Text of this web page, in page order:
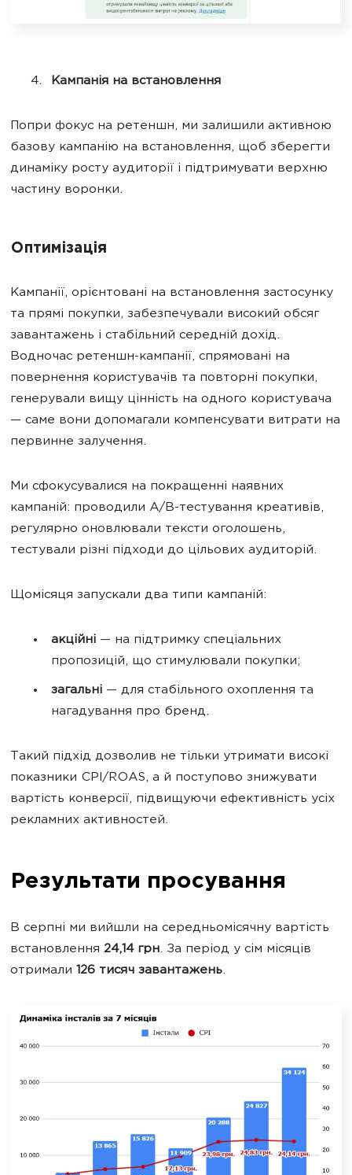
Кампанія на встановлення
Попри фокус на ретеншн, ми залишили активною
базову кампанію на встановлення, щоб зберегти
динаміку росту аудиторії і підтримувати верхню
частину воронки.
Оптимізація
Кампанії, орієнтовані на встановлення застосунку
та прямі покупки, забезпечували високий обсяг
завантажень і стабільний середній дохід.
Водночас ретеншн-кампанії, спрямовані на
повернення користувачів та повторні покупки,
генерували вищу цінність на одного користувача
— саме вони допомагали компенсувати витрати на
первинне залучення.
Ми сфокусувалися на покращенні наявних
кампаній: проводили A/B-тестування креативів,
регулярно оновлювали тексти оголошень,
тестували різні підходи до цільових аудиторій.
Щомісяця запускали два типи кампаній:
акційні — на підтримку спеціальних
пропозицій, що стимулювали покупки;
загальні — для стабільного охоплення та
нагадування про бренд.
Такий підхід дозволив не тільки утримати високі
показники CPI/ROAS, а й поступово знижувати
вартість конверсії, підвищуючи ефективність усіх
рекламних активностей.
Результати просування
В серпні ми вийшли на середньомісячну вартість
встановлення 24,14 грн. За період у сім місяців
отримали 126 тисяч завантажень.